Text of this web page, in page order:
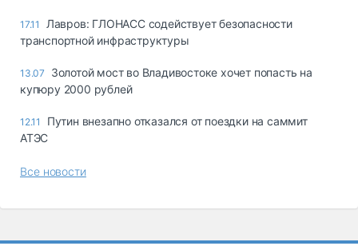
17.11
Лавров: ГЛОНАСС содействует безопасности
транспортной инфраструктуры
13.07
Золотой мост во Владивостоке хочет попасть на
купюру 2000 рублей
12.11
Путин внезапно отказался от поездки на саммит
АТЭС
Все новости